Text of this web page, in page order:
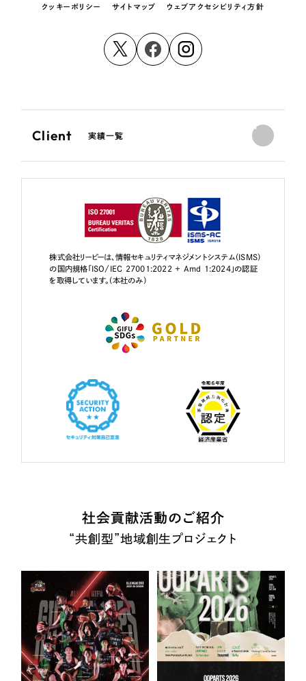
クッキーポリシー サイトマップ ウェブアクセシビリティ方針
Client 実績一覧
株式会社リーピーは、情報セキュリティマネジメントシステム（ISMS）
の国内規格「ISO/IEC 27001:2022 + Amd 1:2024」の認証
を取得しています。（本社のみ）
社会貢献活動のご紹介
“共創型”地域創生プロジェクト